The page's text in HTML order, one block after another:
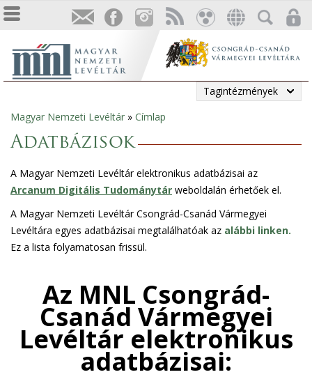
Tagintézmények
Jelenlegi
hely
Magyar Nemzeti Levéltár » Címlap
Adatbázisok
A Magyar Nemzeti Levéltár elektronikus adatbázisai az
Arcanum Digitális Tudománytár weboldalán érhetőek el.
A Magyar Nemzeti Levéltár Csongrád-Csanád Vármegyei
Levéltára egyes adatbázisai megtalálhatóak az alábbi linken.
Ez a lista folyamatosan frissül.
Az MNL Csongrád-
Csanád Vármegyei
Levéltár elektronikus
adatbázisai: